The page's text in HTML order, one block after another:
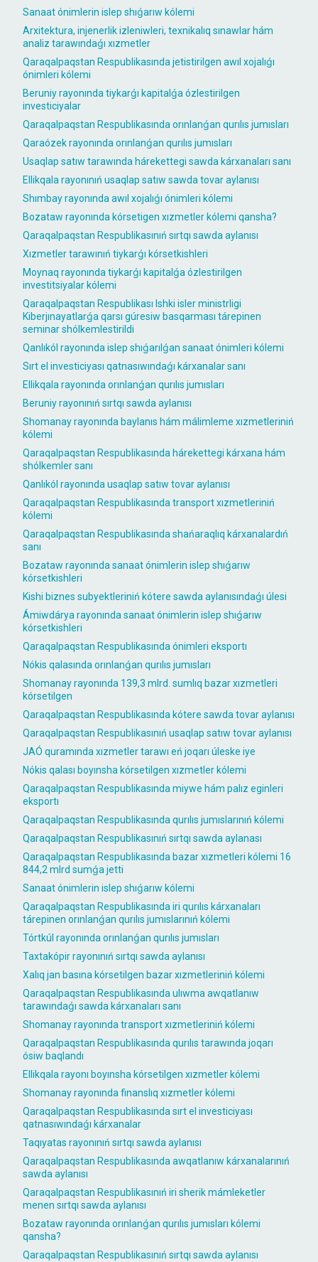
Sanaat ónimlerin islep shıǵarıw kólemi
Arxitektura, injenerlik izleniwleri, texnikalıq sınawlar hám
analiz tarawındaǵı xızmetler
Qaraqalpaqstan Respublikasında jetistirilgen awıl xojalıǵı
ónimleri kólemi
Beruniy rayonında tiykarǵı kapitalǵa ózlestirilgen
investiciyalar
Qaraqalpaqstan Respublikasında orınlanǵan qurılıs jumısları
Qaraózek rayonında orınlanǵan qurılıs jumısları
Usaqlap satıw tarawında hárekettegi sawda kárxanaları sanı
Ellikqala rayonınıń usaqlap satıw sawda tovar aylanısı
Shımbay rayonında awıl xojalıǵı ónimleri kólemi
Bozataw rayonında kórsetigen xızmetler kólemi qansha?
Qaraqalpaqstan Respublikasınıń sırtqı sawda aylanısı
Xızmetler tarawınıń tiykarǵı kórsetkishleri
Moynaq rayonında tiykarǵı kapitalǵa ózlestirilgen
investitsiyalar kólemi
Qaraqalpaqstan Respublikası Ishki isler ministrligi
Kiberjınayatlarǵa qarsı gúresiw basqarması tárepinen
seminar shólkemlestirildi
Qanlıkól rayonında islep shıǵarılǵan sanaat ónimleri kólemi
Sırt el investiciyası qatnasıwındaǵı kárxanalar sanı
Ellikqala rayonında orınlanǵan qurılıs jumısları
Beruniy rayonınıń sırtqı sawda aylanısı
Shomanay rayonında baylanıs hám málimleme xızmetleriniń
kólemi
Qaraqalpaqstan Respublikasında hárekettegi kárxana hám
shólkemler sanı
Qanlıkól rayonında usaqlap satıw tovar aylanısı
Qaraqalpaqstan Respublikasında transport xızmetleriniń
kólemi
Qaraqalpaqstan Respublikasında shańaraqlıq kárxanalardıń
sanı
Bozataw rayonında sanaat ónimlerin islep shıǵarıw
kórsetkishleri
Kishi biznes subyektleriniń kótere sawda aylanısındaǵı úlesi
Ámiwdárya rayonında sanaat ónimlerin islep shıǵarıw
kórsetkishleri
Qaraqalpaqstan Respublikasında ónimleri eksportı
Nókis qalasında orınlanǵan qurılıs jumısları
Shomanay rayonında 139,3 mlrd. sumlıq bazar xızmetleri
kórsetilgen
Qaraqalpaqstan Respublikasında kótere sawda tovar aylanısı
Qaraqalpaqstan Respublikasınıń usaqlap satıw tovar aylanısı
JAÓ quramında xızmetler tarawı eń joqarı úleske iye
Nókis qalası boyınsha kórsetilgen xızmetler kólemi
Qaraqalpaqstan Respublikasında miywe hám palız eginleri
eksportı
Qaraqalpaqstan Respublikasında qurılıs jumıslarınıń kólemi
Qaraqalpaqstan Respublikasınıń sırtqı sawda aylanası
Qaraqalpaqstan Respublikasında bazar xızmetleri kólemi 16
844,2 mlrd sumǵa jetti
Sanaat ónimlerin islep shıǵarıw kólemi
Qaraqalpaqstan Respublikasında iri qurılıs kárxanaları
tárepinen orınlanǵan qurılıs jumıslarınıń kólemi
Tórtkúl rayonında orınlanǵan qurılıs jumısları
Taxtakópir rayonınıń sırtqı sawda aylanısı
Xalıq jan basına kórsetilgen bazar xızmetleriniń kólemi
Qaraqalpaqstan Respublikasında ulıwma awqatlanıw
tarawındaǵı sawda kárxanaları sanı
Shomanay rayonında transport xızmetleriniń kólemi
Qaraqalpaqstan Respublikasında qurılıs tarawında joqarı
ósiw baqlandı
Ellikqala rayonı boyınsha kórsetilgen xızmetler kólemi
Shomanay rayonında finanslıq xızmetler kólemi
Qaraqalpaqstan Respublikasında sırt el investiciyası
qatnasıwındaǵı kárxanalar
Taqıyatas rayonınıń sırtqı sawda aylanısı
Qaraqalpaqstan Respublikasında awqatlanıw kárxanalarınıń
sawda aylanısı
Qaraqalpaqstan Respublikasınıń iri sherik mámleketler
menen sırtqı sawda aylanısı
Bozataw rayonında orınlanǵan qurılıs jumısları kólemi
qansha?
Qaraqalpaqstan Respublikasınıń sırtqı sawda aylanısı